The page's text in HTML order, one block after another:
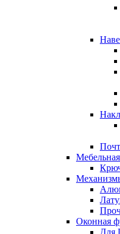
Оконная